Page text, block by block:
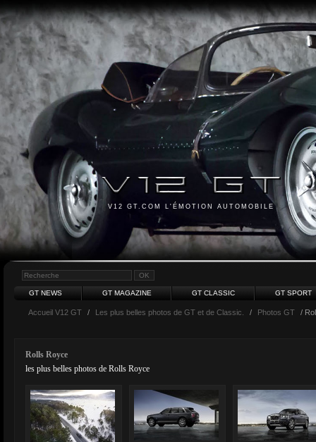
V12 GT.COM L'ÉMOTION AUTOMOBILE
GT NEWS GT MAGAZINE GT CLASSIC GT SPORT
Accueil V12 GT / Les plus belles photos de GT et de Classic. / Photos GT /
Rolls Royce
les plus belles photos de Rolls Royce